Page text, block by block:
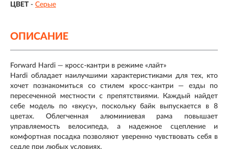
ЦВЕТ - Серые
ОПИСАНИЕ
Forward Hardi — кросс-кантри в режиме «лайт»
Hardi обладает наилучшими характеристиками для тех, кто
хочет познакомиться со стилем кросс-кантри — езды по
пересеченной местности с препятствиями. Каждый найдет
себе модель по «вкусу», поскольку байк выпускается в 8
цветах. Облегченная алюминиевая рама повышает
управляемость велосипеда, а надежное сцепление и
комфортная посадка позволяют уверенно чувствовать себя в
седле при любых условиях.